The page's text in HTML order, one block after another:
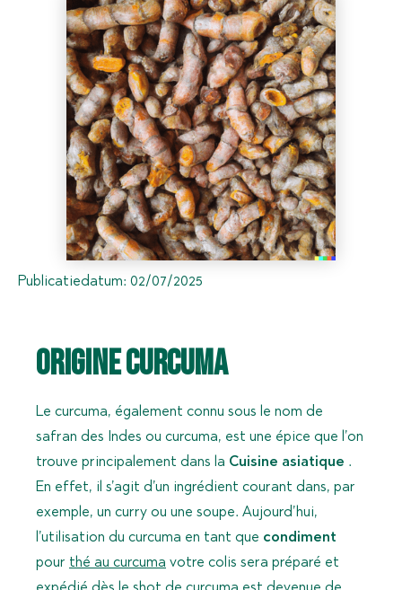
Publicatiedatum: 02/07/2025
Origine Curcuma
Le curcuma, également connu sous le nom de
safran des Indes ou curcuma, est une épice que l’on
trouve principalement dans la Cuisine asiatique .
En effet, il s’agit d’un ingrédient courant dans, par
exemple, un curry ou une soupe. Aujourd’hui,
l’utilisation du curcuma en tant que condiment
pour thé au curcuma votre colis sera préparé et